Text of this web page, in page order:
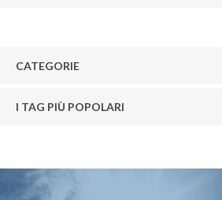
CATEGORIE
I TAG PIÙ POPOLARI